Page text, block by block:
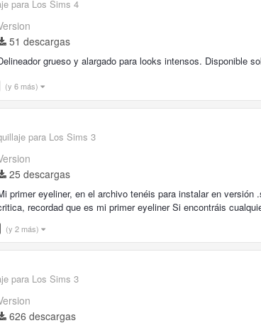
para Los Sims 4
51 descargas
grueso y alargado para looks intensos. Disponible
(y 6 más)
para Los Sims 3
25 descargas
primer eyeliner, en el archivo tenéis para instalar en
recordad que es mi primer eyeliner Si encontráis
(y 2 más)
para Los Sims 3
626 descargas